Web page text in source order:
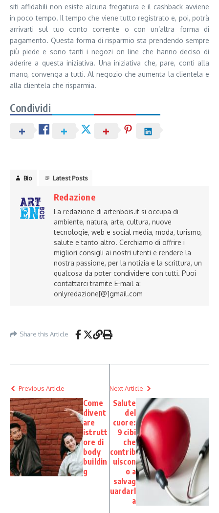
siti affidabili non esiste alcuna fregatura e il cashback avviene
in poco tempo. Il tempo che viene tutto registrato e, poi, potrà
arrivarti sul tuo conto corrente o con un’altra forma di
pagamento. Questa forma di risparmio sta prendendo sempre
più piede e sono tanti i negozi on line che hanno deciso di
aderire a questa iniziativa. Una iniziativa che, pare, conti alla
mano, convenga a tutti. Al negozio che aumenta la clientela e
alla clientela che risparmia.
Condividi
Bio Latest Posts
Redazione
La redazione di artenbois.it si occupa di
ambiente, natura, arte, cultura, nuove
tecnologie, web e social media, moda, turismo,
salute e tanto altro. Cerchiamo di offrire i
migliori consigli ai nostri utenti e rendere la
nostra passione, per la notizia e la scrittura, un
qualcosa da poter condividere con tutti. Puoi
contattarci tramite E-mail a:
onlyredazione[@]gmail.com
Share this Article
Previous Article
Come
divent
are
istrutt
ore di
body
buildin
g
Next Article
Salute
del
cuore:
9 cibi
che
contrib
uiscon
o a
salvag
uardarl
a